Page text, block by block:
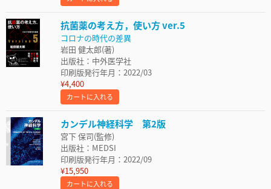
抗菌薬の考え方，使い方 ver.5
コロナの時代の差異
岩田 健太郎(著)
出版社：中外医学社
印刷版発行年月：2022/03
¥4,400
カートに入れる
カンデル神経科学 第2版
宮下 保司(監修)
出版社：MEDSI
印刷版発行年月：2022/09
¥15,950
カートに入れる